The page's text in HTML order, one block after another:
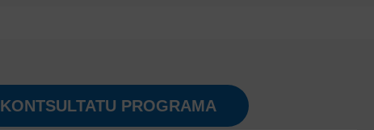
KONTSULTATU PROGRAMA